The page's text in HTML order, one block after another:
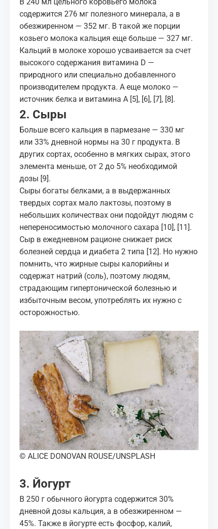
содержится 276 мг полезного минерала, а в
обезжиренном — 352 мг. В такой же порции
козьего молока кальция еще больше — 327 мг.
Кальций в молоке хорошо усваивается за счет
высокого содержания витамина D —
природного или специально добавленного
производителем продукта. А еще молоко —
источник белка и витамина А [5], [6], [7], [8].
2. Сыры
Больше всего кальция в пармезане — 330 мг
или 33% дневной нормы на 30 г продукта. В
других сортах, особенно в мягких сырах, этого
элемента меньше, от 2 до 5% необходимой
дозы [9].
Сыры богаты белками, а в выдержанных
твердых сортах мало лактозы, поэтому в
небольших количествах они подойдут людям с
непереносимостью молочного сахара [10], [11].
Сыр в ежедневном рационе снижает риск
болезней сердца и диабета 2 типа [12]. Но нужно
помнить, что жирные сыры калорийны и
содержат натрий (соль), поэтому людям,
страдающим гипертонической болезнью и
избыточным весом, употреблять их нужно с
осторожностью.
© ALICE DONOVAN ROUSE/UNSPLASH
3. Йогурт
В 250 г обычного йогурта содержится 30%
дневной дозы кальция, а в обезжиренном —
45%. Также в йогурте есть фосфор, калий,